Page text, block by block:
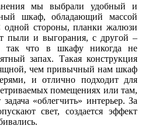
мы выбрали удобный и
шкаф, обладающий массой
одной стороны, планки жалюзи
пыли и выгорания, с другой –
так что в шкафу никогда не
запах. Такая конструкция
чем привычный нам шкаф
и отлично подходит для
помещениях или там,
«облегчить» интерьер. За
свет, создается эффект